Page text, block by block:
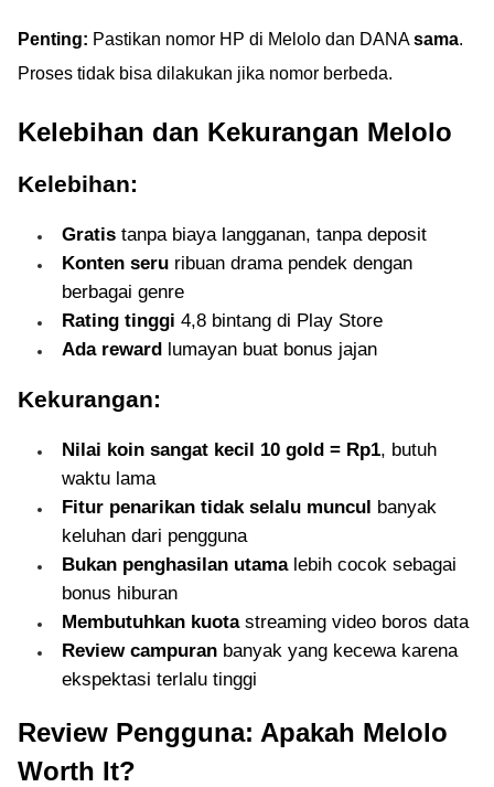
Penting: Pastikan nomor HP di Melolo dan DANAsama.
Proses tidak bisa dilakukan jika nomor berbeda.
Kelebihan dan Kekurangan Melolo
Kelebihan:
Gratis tanpa biaya langganan, tanpa deposit
Konten seru ribuan drama pendek dengan
berbagai genre
Rating tinggi 4,8 bintang di Play Store
Ada reward lumayan buat bonus jajan
Kekurangan:
Nilai koin sangat kecil 10 gold = Rp1, butuh
waktu lama
Fitur penarikan tidak selalu muncul banyak
keluhan dari pengguna
Bukan penghasilan utamalebih cocok sebagai
bonus hiburan
Membutuhkan kuotastreaming video boros data
Review campuran banyak yang kecewa karena
ekspektasi terlalu tinggi
Review Pengguna: Apakah Melolo
Worth It?